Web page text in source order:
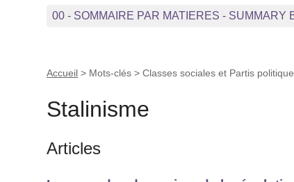
00 - SOMMAIRE PAR MATIERES - SUMMARY
Accueil > Mots-clés > Classes sociales et Partis
Stalinisme
Articles